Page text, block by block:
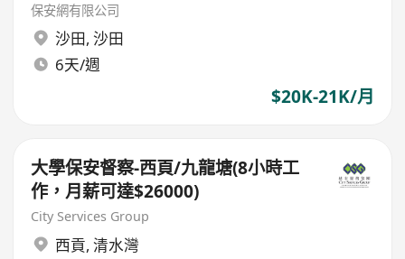
保安網有限公司
沙田, 沙田
6天/週
$20K-21K/月
大學保安督察-西頁/九龍塘(8小時工
作，月薪可達$26000)
City Services Group
西貢, 清水灣